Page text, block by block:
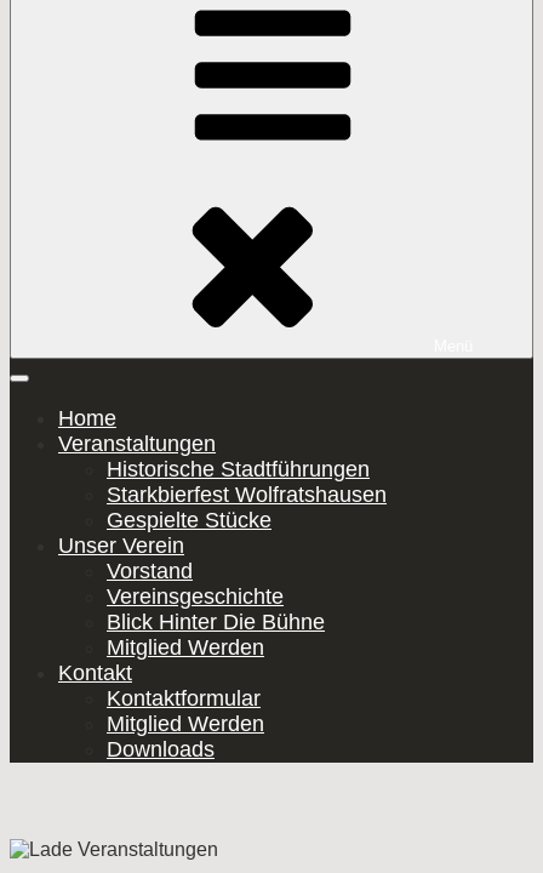
Home
Veranstaltungen
Historische Stadtführungen
Starkbierfest Wolfratshausen
Gespielte Stücke
Unser Verein
Vorstand
Vereinsgeschichte
Blick Hinter Die Bühne
Mitglied Werden
Kontakt
Kontaktformular
Mitglied Werden
Downloads